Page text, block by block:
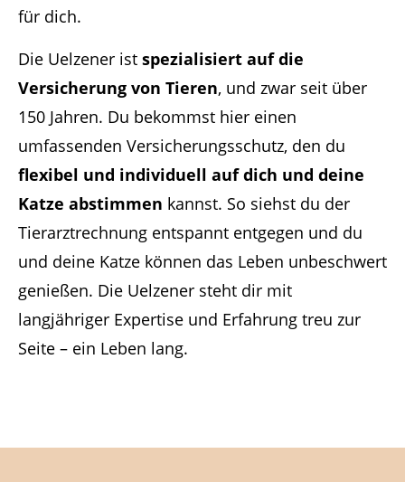
für dich.
Die Uelzener ist spezialisiert auf die
Versicherung von Tieren, und zwar seit über
150 Jahren. Du bekommst hier einen
umfassenden Versicherungsschutz, den du
flexibel und individuell auf dich und deine
Katze abstimmen kannst. So siehst du der
Tierarztrechnung entspannt entgegen und du
und deine Katze können das Leben unbeschwert
genießen. Die Uelzener steht dir mit
langjähriger Expertise und Erfahrung treu zur
Seite – ein Leben lang.